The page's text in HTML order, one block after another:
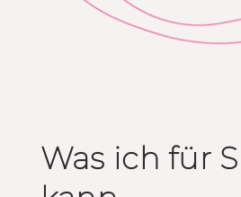
Was ich für